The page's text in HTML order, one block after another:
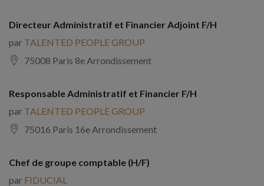
Directeur Administratif et Financier Adjoint F/H
par TALENTED PEOPLE GROUP
75008 Paris 8e Arrondissement
Responsable Administratif et Financier F/H
par TALENTED PEOPLE GROUP
75016 Paris 16e Arrondissement
Chef de groupe comptable (H/F)
par FIDUCIAL